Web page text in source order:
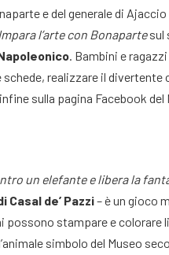
e del generale di Ajaccio
l’arte con Bonapartesul
. Bambini e
schede, realizzare il divertente
sulla pagina Facebook del
un elefante e libera la
Casal de’ Pazzi– è un gioco
possono stampare e colorare
simbolo del Museo